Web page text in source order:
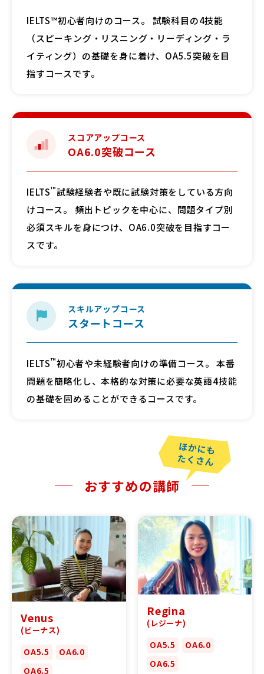
IELTS™初心者向けのコース。 試験科目の4技能
（スピーキング・リスニング・リーディング・ラ
イティング）の基礎を身に着け、OA5.5突破を目
指すコースです。
OA6.0突破コース
IELTS™試験経験者や既に試験対策をしている方向
けコース。 頻出トピックを中心に、問題タイプ別
必須スキルを身につけ、OA6.0突破を目指すコー
スです。
スタートコース
IELTS™初心者や未経験者向けの準備コース。 本番
問題を簡略化し、本格的な対策に必要な英語4技能
の基礎を固めることができるコースです。
おすすめの講師
Venus
(ビーナス)
OA5.5
OA6.0
OA6.5
Regina
(レジーナ)
OA5.5
OA6.0
OA6.5